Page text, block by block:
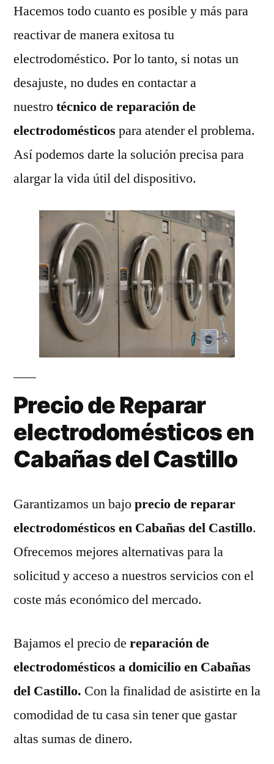
Hacemos todo cuanto es posible y más para
reactivar de manera exitosa tu
electrodoméstico. Por lo tanto, si notas un
desajuste, no dudes en contactar a
nuestrotécnico de reparación de
electrodomésticos para atender el problema.
Así podemos darte la solución precisa para
alargar la vida útil del dispositivo.
Precio de Reparar
electrodomésticos en
Cabañas del Castillo
Garantizamos un bajoprecio de reparar
electrodomésticos en Cabañas del Castillo.
Ofrecemos mejores alternativas para la
solicitud y acceso a nuestros servicios con el
coste más económico del mercado.
Bajamos el precio de reparación de
electrodomésticos a domicilio en Cabañas
del Castillo. Con la finalidad de asistirte en la
comodidad de tu casa sin tener que gastar
altas sumas de dinero.